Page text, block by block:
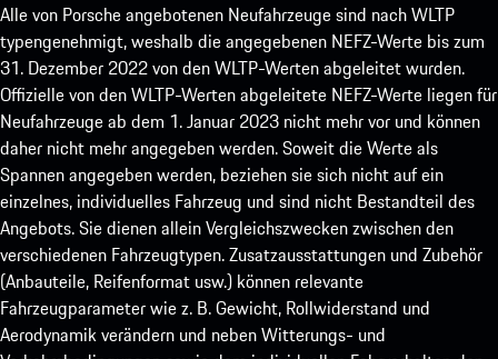
Alle von Porsche angebotenen Neufahrzeuge sind nach WLTP
typengenehmigt, weshalb die angegebenen NEFZ-Werte bis zum
31. Dezember 2022 von den WLTP-Werten abgeleitet wurden.
Offizielle von den WLTP-Werten abgeleitete NEFZ-Werte liegen für
Neufahrzeuge ab dem 1. Januar 2023 nicht mehr vor und können
daher nicht mehr angegeben werden. Soweit die Werte als
Spannen angegeben werden, beziehen sie sich nicht auf ein
einzelnes, individuelles Fahrzeug und sind nicht Bestandteil des
Angebots. Sie dienen allein Vergleichszwecken zwischen den
verschiedenen Fahrzeugtypen. Zusatzausstattungen und Zubehör
(Anbauteile, Reifenformat usw.) können relevante
Fahrzeugparameter wie z. B. Gewicht, Rollwiderstand und
Aerodynamik verändern und neben Witterungs- und